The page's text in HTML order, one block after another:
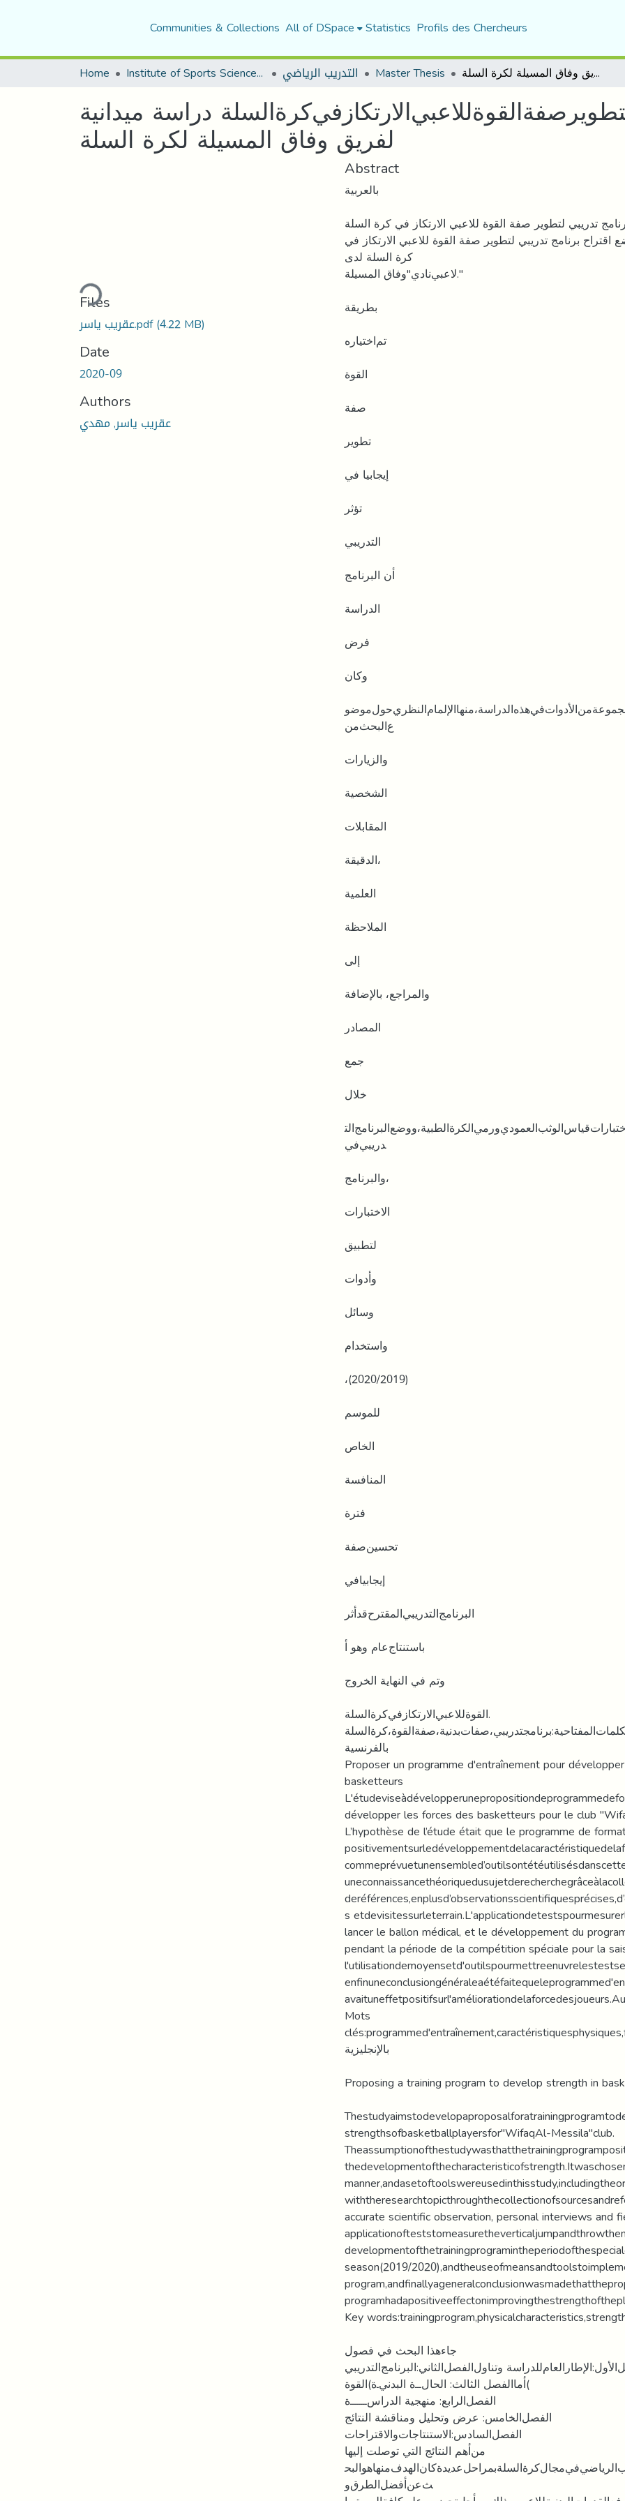
Communities & Collections All of DSpace Statistics Profils des Chercheurs
Home Institute of Sports Sciences and Techniques التدريب الرياضي Master Thesis ﺍﻗﺘﺮﺍﺡﺑﺮﻧﺎﻣﺞﺗﺪﺭﻳﺒﻲﻟﺘﻄﻮﻳﺮﺻﻔﺔﺍﻟﻘﻮﺓﻟﻼﻋﺒﻲﺍﻻﺭﺗﻜﺎﺯﻓﻲﻛﺮﺓﺍﻟﺴﻠﺔ ﺩﺭﺍﺳﺔ ﻣﻴﺪﺍﻧﻴﺔ ﻟﻔﺮﻳﻖ ﻭﻓﺎﻕ ﺍﻟﻤﺴﻴﻠﺔ ﻟﻜﺮﺓ ﺍﻟﺴﻠﺔ
ﺩﺭﺍﺳﺔ ﻣﻴﺪﺍﻧﻴﺔ
ﻟﻔﺮﻳﻖ ﻭﻓﺎﻕ ﺍﻟﻤﺴﻴﻠﺔ ﻟﻜﺮﺓ ﺍﻟﺴﻠﺔ
Loading...
Files
عقريب ياسر.pdf(4.22 MB)
Date
2020-09
Authors
عقريب ياسر, مهدي
Abstract
ﺑﺎﻟﻌﺮﺑﻴﺔ
ﺗﺪﺭﻳﺒﻲ ﻟﺘﻄﻮﻳﺮ ﺻﻔﺔ ﺍﻟﻘﻮﺓ ﻟﻼﻋﺒﻲ ﺍﻻﺭﺗﻜﺎﺯ ﻓﻲ ﻛﺮﺓ ﺍﻟﺴﻠﺔ
ﺍﻗﺘﺮﺍﺡ ﺑﺮﻧﺎﻣﺞ ﺗﺪﺭﻳﺒﻲ ﻟﺘﻄﻮﻳﺮ ﺻﻔﺔ ﺍﻟﻘﻮﺓ ﻟﻼﻋﺒﻲ ﺍﻻﺭﺗﻜﺎﺯ ﻓﻲ
ﻛﺮﺓ ﺍﻟﺴﻠﺔ ﻟﺪﻯ
ﻻﻋﺒﻲﻧﺎﺩﻱ"ﻭﻓﺎﻕ ﺍﻟﻤﺴﻴﻠﺔ."
ﺑﻄﺮﻳﻘﺔ
ﺗﻢﺍﺧﺘﻴﺎﺭﻩ
ﺍﻟﻘﻮﺓ
ﺻﻔﺔ
ﺗﻄﻮﻳﺮ
ﺇﻳﺠﺎﺑﻴﺎ ﻓﻲ
ﺗﺆﺛﺮ
ﺍﻟﺘﺪﺭﻳﺒﻲ
ﺃﻥ ﺍﻟﺒﺮﻧﺎﻣﺞ
ﺍﻟﺪﺭﺍﺳﺔ
ﻓﺮﺽ
ﻭﻛﺎﻥ
ﻉﺍﻟﺒﺤﺚﻣﻦ
ﻭﺍﻟﺰﻳﺎﺭﺍﺕ
ﺍﻟﺸﺨﺼﻴﺔ
ﺍﻟﻤﻘﺎﺑﻼﺕ
ﺍﻟﺪﻗﻴﻘﺔ،
ﺍﻟﻌﻠﻤﻴﺔ
ﺍﻟﻤﻼﺣﻈﺔ
ﺇﻟﻰ
ﻭﺍﻟﻤﺮﺍﺟﻊ، ﺑﺎﻹﺿﺎﻓﺔ
ﺍﻟﻤﺼﺎﺩﺭ
ﺟﻤﻊ
ﺧﻼﻝ
ﺪﺭﻳﺒﻲﻓﻲ
ﻭﺍﻟﺒﺮﻧﺎﻣﺞ،
ﺍﻻﺧﺘﺒﺎﺭﺍﺕ
ﻟﺘﻄﺒﻴﻖ
ﻭﺃﺩﻭﺍﺕ
ﻭﺳﺎﺋﻞ
ﻭﺍﺳﺘﺨﺪﺍﻡ
،(2020/2019)
ﻟﻠﻤﻮﺳﻢ
ﺍﻟﺨﺎﺹ
ﺍﻟﻤﻨﺎﻓﺴﺔ
ﻓﺘﺮﺓ
ﺗﺤﺴﻴﻦﺻﻔﺔ
ﺇﻳﺠﺎﺑﻴﺎﻓﻲ
ﺍﻟﺒﺮﻧﺎﻣﺞﺍﻟﺘﺪﺭﻳﺒﻲﺍﻟﻤﻘﺘﺮﺡﻗﺪﺃﺛﺮ
ﺑﺎﺳﺘﻨﺘﺎﺝﻋﺎﻡ ﻭﻫﻮ ﺃ
ﻭﺗﻢ ﻓﻲ ﺍﻟﻨﻬﺎﻳﺔ ﺍﻟﺨﺮﻭﺝ
ﺍﻟﻘﻮﺓﻟﻼﻋﺒﻲﺍﻻﺭﺗﻜﺎﺯﻓﻲﻛﺮﺓﺍﻟﺴﻠﺔ.
ﺑﺎﻟﻔﺮﻧﺴﻴﺔ
Proposer un programme d'entraînement pour
basketteurs
développer les forces des basketteurs pour le club
L’hypothèse de l’étude était que le programme de
s
lancer le ballon médical, et le développement du
pendant la période de la compétition spéciale pour la
Mots
ﺑﺎﻹﻧﺠﻠﻴﺰﻳﺔ
Proposing a training program to develop strength in
strengthsofbasketballplayersfor"WifaqAl-Messila"club.
accurate scientific observation, personal interviews and
season(2019/
Key
ﺟﺎﺀﻫﺬﺍ ﺍﻟﺒﺤﺚ ﻓﻲ ﻓﺼﻮﻝ
ﻭﺗﻨﺎﻭﻝﺍﻟﻔﺼﻞﺍﻟﺜﺎﻧﻲ:ﺍﻟﺒﺮﻧﺎﻣﺞﺍﻟﺘﺪﺭﻳﺒﻲ
ﺃﻣﺎﺍﻟﻔﺼﻞ ﺍﻟﺜﺎﻟﺚ: ﺍﻟﺤﺎﻝـــﺓ ﺍﻟﺒﺪﻧﻲـﺓ)ﺍﻟﻘﻮﺓ(
ﺍﻟﻔﺼﻞﺍﻟﺮﺍﺑﻊ: ﻣﻨﻬﺠﻴﺔ ﺍﻟﺪﺭﺍﺱــــــــﺓ
ﺍﻟﻔﺼﻞﺍﻟﺨﺎﻣﺲ: ﻋﺮﺽ ﻭﺗﺤﻠﻴﻞ ﻭﻣﻨﺎﻗﺸﺔ ﺍﻟﻨﺘﺎﺋﺞ
ﺍﻟﻔﺼﻞﺍﻟﺴﺎﺩﺱ:ﺍﻻﺳﺘﻨﺘﺎﺟﺎﺕﻭﺍﻻﻗﺘﺮﺍﺣﺎﺕ
ﻣﻦﺃﻫﻢ ﺍﻟﻨﺘﺎﺋﺞ ﺍﻟﺘﻲ ﺗﻮﺻﻠﺖ ﺇﻟﻴﻬﺎ
ﺚﻋﻦﺃﻓﻀﻞﺍﻟﻄﺮﻕﻭ